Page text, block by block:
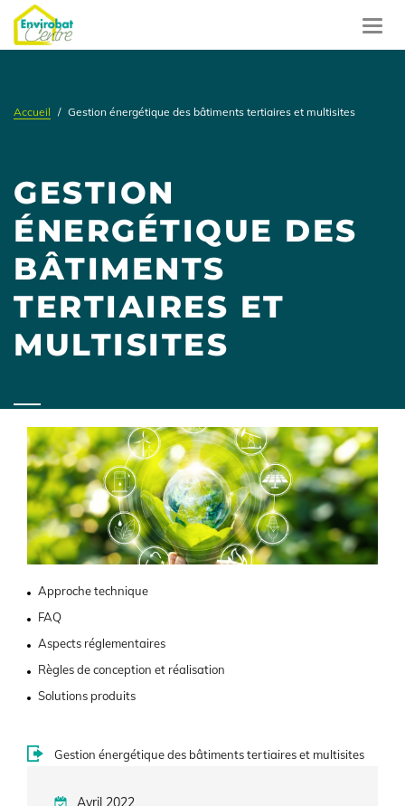
Aller
au
contenu
Accueil Gestion énergétique des bâtiments tertiaires et multisites
GESTION
ÉNERGÉTIQUE DES
BÂTIMENTS
TERTIAIRES ET
MULTISITES
Image
Approche technique
FAQ
Aspects réglementaires
Règles de conception et réalisation
Solutions produits
Gestion énergétique des bâtiments tertiaires et multisites
Avril 2022